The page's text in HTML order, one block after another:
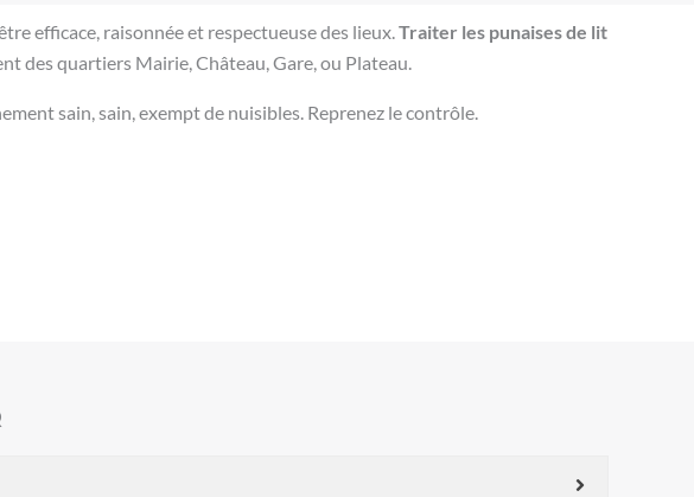
efficace, raisonnée et respectueuse des lieux. Traiter les punaises de lit
des quartiers Mairie, Château, Gare, ou Plateau.
sain, sain, exempt de nuisibles. Reprenez le contrôle.